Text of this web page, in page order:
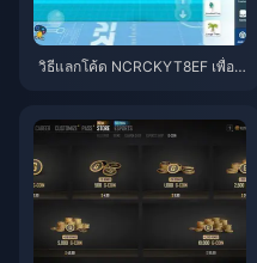
วิธีแลกโค้ด NCRCKYT8EF เพื่อรั